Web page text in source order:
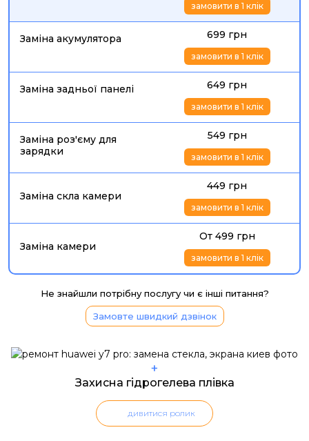
замовити в 1 клік
Заміна акумулятора 699 грн
замовити в 1 клік
Заміна задньої панелі 649 грн
замовити в 1 клік
Заміна роз'єму для
зарядки
549 грн
замовити в 1 клік
Заміна скла камери
449 грн
замовити в 1 клік
Заміна камери
От 499 грн
замовити в 1 клік
Не знайшли потрібну послугу чи є інші питання?
Замовте швидкий дзвінок
+
Захисна гідрогелева плівка
дивитися ролик